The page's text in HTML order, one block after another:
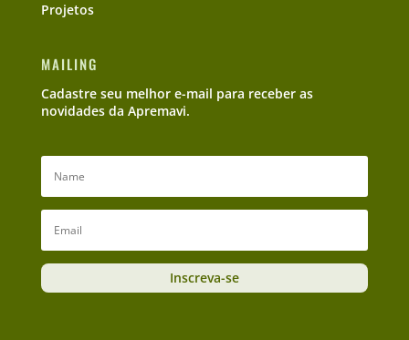
Projetos
MAILING
Cadastre seu melhor e-mail para receber as
novidades da Apremavi.
Inscreva-se